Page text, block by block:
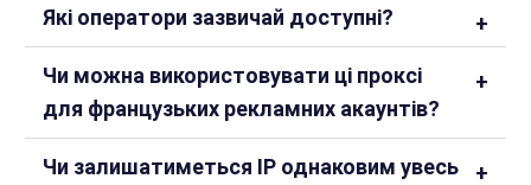
Які оператори зазвичай доступні?
Чи можна використовувати ці проксі
для французьких рекламних акаунтів?
Чи залишатиметься IP однаковим увесь